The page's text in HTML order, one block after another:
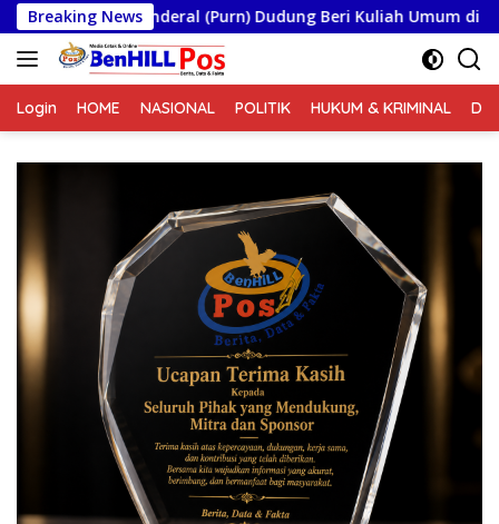
Langsung
ke
konten
Breaking News
(Purn) Dudung Beri Kuliah Umum di Seskoad,Ungkap
Login HOME NASIONAL POLITIK HUKUM & KRIMINAL